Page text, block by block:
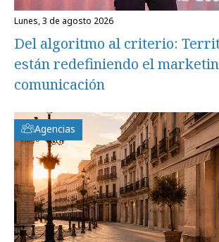
lunes, 3 de agosto 2026
Del algoritmo al criterio:
están redefiniendo el
comunicación
Agencias